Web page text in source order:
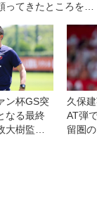
ってきたところを、
ン杯GS突
なる最終
樹監督
久保
AT弾
留圏